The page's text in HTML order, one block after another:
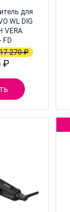
для
WL DIG
VERA
FD
₽
17 270 ₽